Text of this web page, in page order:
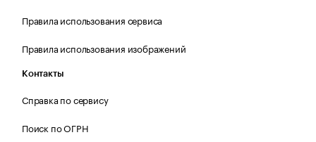
Правила использования сервиса
Правила использования изображений
Контакты
Справка по сервису
Поиск по ОГРН